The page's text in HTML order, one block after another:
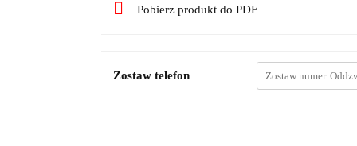
Pobierz produkt do PDF
Zostaw telefon